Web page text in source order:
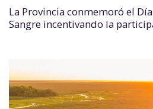
La Provincia conmemoró el
Sangre incentivando la